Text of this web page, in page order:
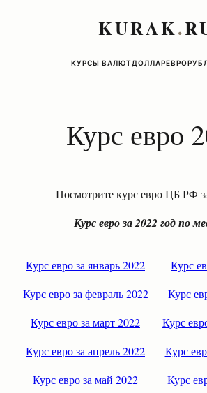
KURAK.
КУРСЫ ВАЛЮТДОЛЛАРЕВРО
Курс евро
Посмотрите курс евро ЦБ РФ
Курс евро за 2022 год по
Курс евро за январь 2022
Курс евро за февраль 2022
Курс евро за март 2022
Курс евро за апрель 2022
Курс евро за май 2022
Курс
Курс
Курс
Курс
Курс